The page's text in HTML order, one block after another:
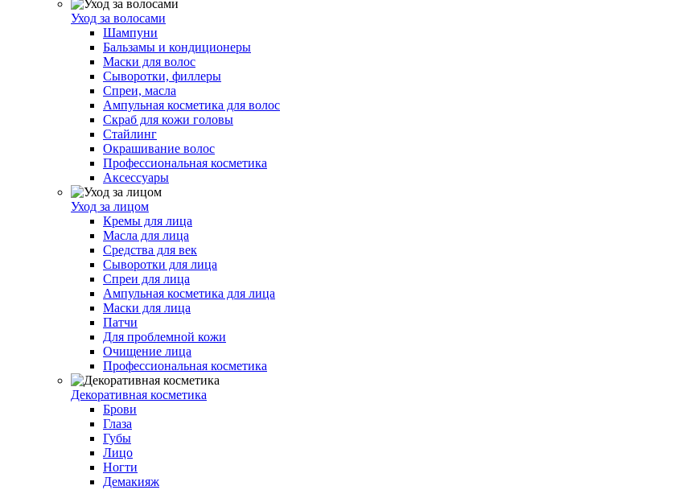
Уход за волосами
Шампуни
Бальзамы и кондиционеры
Маски для волос
Сыворотки, филлеры
Спреи, масла
Ампульная косметика для волос
Скраб для кожи головы
Стайлинг
Окрашивание волос
Профессиональная косметика
Аксессуары
Уход за лицом
Кремы для лица
Масла для лица
Средства для век
Сыворотки для лица
Спреи для лица
Ампульная косметика для лица
Маски для лица
Патчи
Для проблемной кожи
Очищение лица
Профессиональная косметика
Декоративная косметика
Брови
Глаза
Губы
Лицо
Ногти
Демакияж